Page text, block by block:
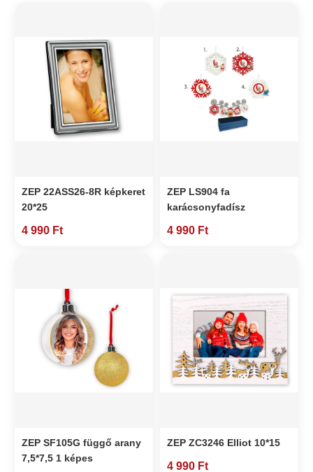
ZEP 22ASS26-8R képkeret
20*25
4 990 Ft
ZEP LS904 fa
karácsonyfadísz
4 990 Ft
ZEP SF105G függő arany
7,5*7,5 1 képes
ZEP ZC3246 Elliot 10*15
4 990 Ft